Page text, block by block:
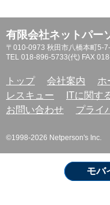
有限会社ネットパー
〒010-0973 秋田市八橋本町5-
TEL 018-896-5733(代) FAX
トップ 会社案内 ホ
レスキュー
ITに関す
お問い合わせ
プライ
©1998-2026 Netperson's Inc.
モバ